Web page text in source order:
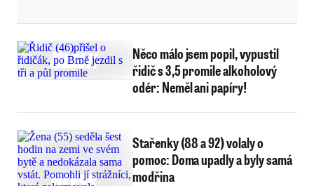
Něco málo jsem popil, vypustil
řidič s 3,5 promile alkoholový
odér: Neměl ani papíry!
Stařenky (88 a 92) volaly o
pomoc: Doma upadly a byly samá
modřina